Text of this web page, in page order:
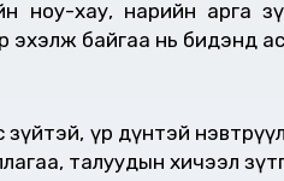
ноу-хау, нарийн арга
эхэлж байгаа нь бидэнд
зүйтэй, үр дүнтэй
талуудын хичээл